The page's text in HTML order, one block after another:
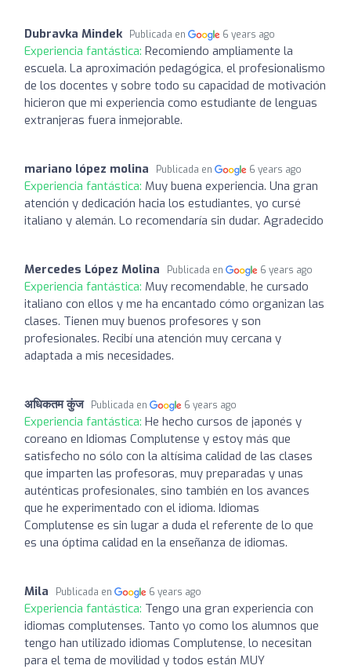
Dubravka Mindek Publicada en 6 years ago
Experiencia fantástica: Recomiendo ampliamente la
escuela. La aproximación pedagógica, el profesionalismo
de los docentes y sobre todo su capacidad de motivación
hicieron que mi experiencia como estudiante de lenguas
extranjeras fuera inmejorable.
mariano lópez molina Publicada en 6 years ago
Experiencia fantástica: Muy buena experiencia. Una gran
atención y dedicación hacia los estudiantes, yo cursé
italiano y alemán. Lo recomendaría sin dudar. Agradecido
Mercedes López Molina Publicada en 6 years ago
Experiencia fantástica: Muy recomendable, he cursado
italiano con ellos y me ha encantado cómo organizan las
clases. Tienen muy buenos profesores y son
profesionales. Recibí una atención muy cercana y
adaptada a mis necesidades.
अधिकतम कुंज Publicada en 6 years ago
Experiencia fantástica: He hecho cursos de japonés y
coreano en Idiomas Complutense y estoy más que
satisfecho no sólo con la altísima calidad de las clases
que imparten las profesoras, muy preparadas y unas
auténticas profesionales, sino también en los avances
que he experimentado con el idioma. Idiomas
Complutense es sin lugar a duda el referente de lo que
es una óptima calidad en la enseñanza de idiomas.
Mila Publicada en 6 years ago
Experiencia fantástica: Tengo una gran experiencia con
idiomas complutenses. Tanto yo como los alumnos que
tengo han utilizado idiomas Complutense, lo necesitan
para el tema de movilidad y todos están MUY